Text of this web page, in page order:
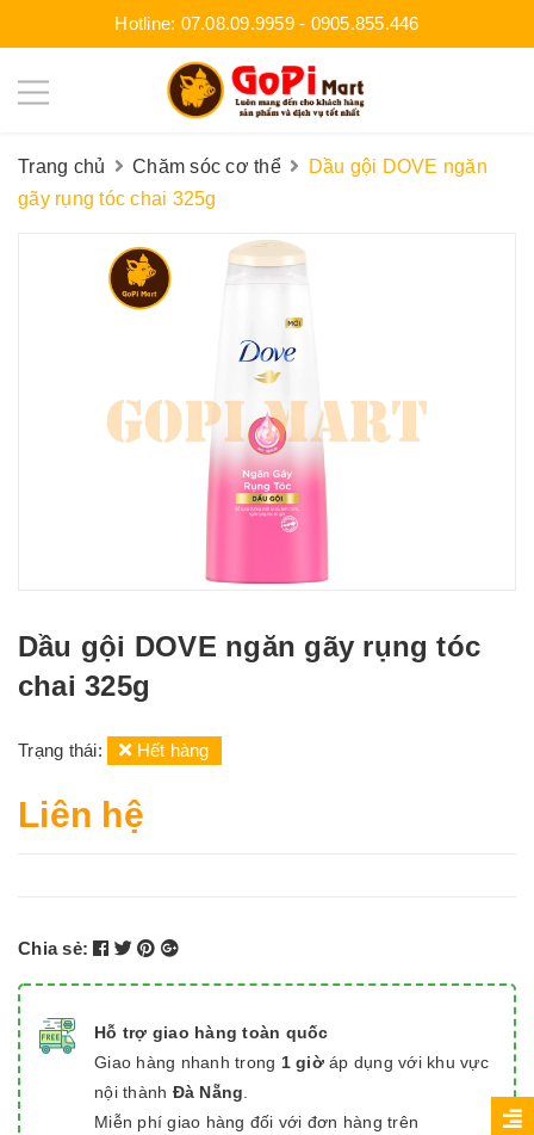
Hotline: 07.08.09.9959- 0905.855.446
Trang chủ Chăm sóc cơ thể
Dầu gội DOVE ngăn
gãy rụng tóc chai 325g
Dầu gội DOVE ngăn gãy rụng tóc
chai 325g
Trạng thái: Hết hàng
Liên hệ
Chia sẻ:
Hỗ trợ giao hàng toàn quốc
Giao hàng nhanh trong 1 giờáp dụng với khu vực
nội thành Đà Nẵng
Miễn phí giao hàng đối với đơn hàng trên